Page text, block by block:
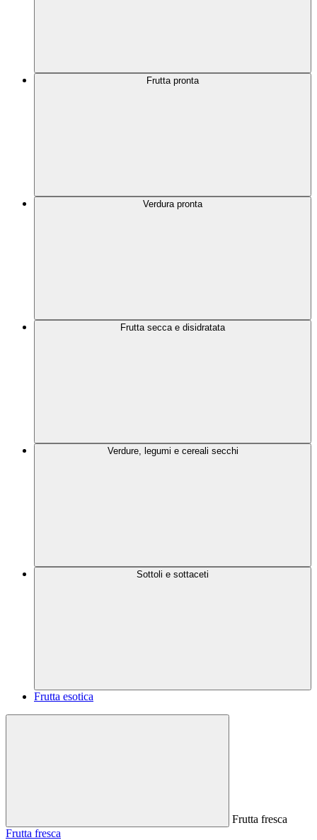
Frutta pronta
Verdura pronta
Frutta secca e disidratata
Verdure, legumi e cereali secchi
Sottoli e sottaceti
Frutta esotica
Frutta fresca
Frutta fresca